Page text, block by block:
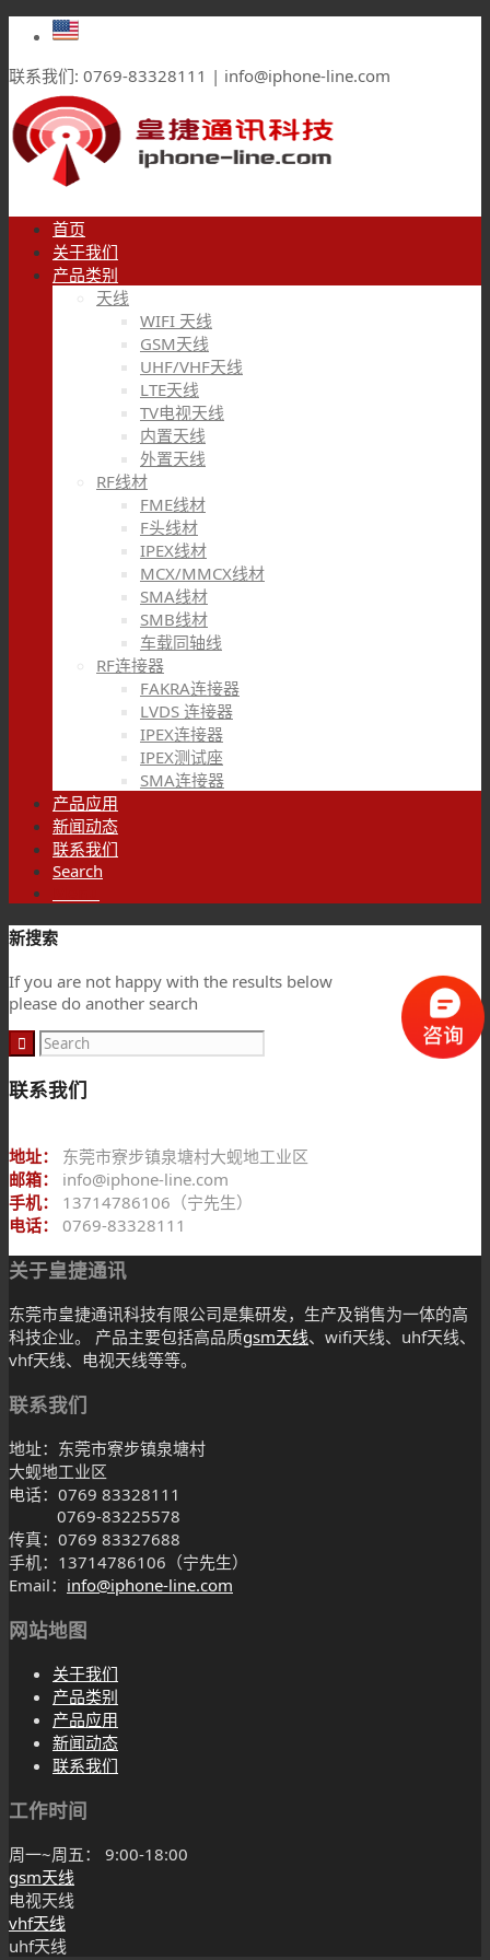
联系我们: 0769-83328111 | info@iphone-line.com
首页
关于我们
产品类别
天线
WIFI 天线
GSM天线
UHF/VHF天线
LTE天线
TV电视天线
内置天线
外置天线
RF线材
FME线材
F头线材
IPEX线材
MCX/MMCX线材
SMA线材
SMB线材
车载同轴线
RF连接器
FAKRA连接器
LVDS 连接器
IPEX连接器
IPEX测试座
SMA连接器
产品应用
新闻动态
联系我们
Search
新搜索
If you are not happy with the results below
please do another search
联系我们
地址：
东莞市寮步镇泉塘村大蚬地工业区
邮箱：
info@iphone-line.com
手机：
13714786106（宁先生）
电话：
0769-83328111
关于皇捷通讯
东莞市皇捷通讯科技有限公司是集研发，生产及销售为一体的高
科技企业。 产品主要包括高品质gsm天线、wifi天线、uhf天线、
vhf天线、电视天线等等。
联系我们
地址：东莞市寮步镇泉塘村
大蚬地工业区
电话：0769 83328111
0769-83225578
传真：0769 83327688
手机：13714786106（宁先生）
Email： info@iphone-line.com
网站地图
关于我们
产品类别
产品应用
新闻动态
联系我们
工作时间
周一~周五： 9:00-18:00
gsm天线
电视天线
vhf天线
uhf天线